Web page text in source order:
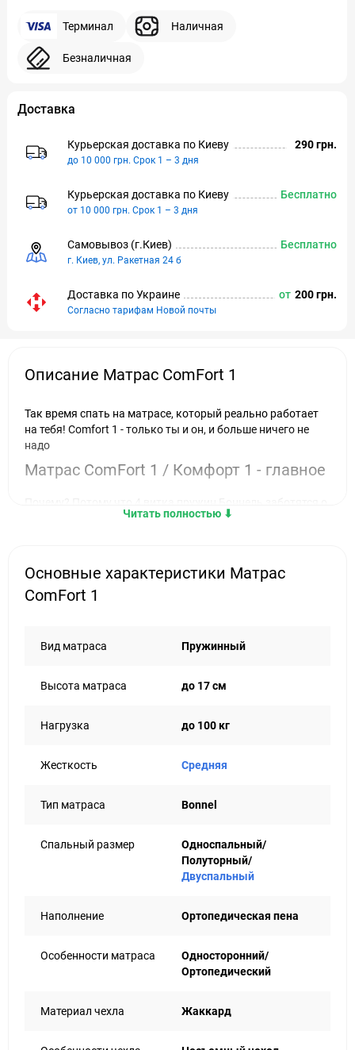
Терминал Наличная
Безналичная
Доставка
Курьерская доставка по Киeву
до 10 000 грн. Срок 1 – 3 дня
290 грн.
Курьерская доставка по Киeву
от 10 000 грн. Срок 1 – 3 дня
Бесплатно
Самовывоз (г.Киeв)
г. Киев, ул. Ракетная 24 б
Бесплатно
Доставка по Украине
Согласно тарифам Новой почты
от 200 грн.
Описание Матрас ComFort 1
Так время спать на матрасе, который реально работает
на тебя! Comfort 1 - только ты и он, и больше ничего не
надо
Матрас ComFort 1 / Комфорт 1 - главное
каждой точке твоего тела. А 17 см высоты - оптимальный
Чехол из жаккарда? Да, он не просто красивый, а
крепкий и надёжный. Несъёмный, чтобы ничего не
которые работают сообща, чтобы твой сон был глубоким,
18 месяцев гарантии - мы в матрасе уверены, а ты?
Читать полностью ⬇︎
Основные характеристики Матрас
ComFort 1
Вид матраса Пружинный
Высота матраса до 17 см
Нагрузка до 100 кг
Жесткость Средняя
Тип матраса Bonnel
Спальный размер
Односпальный/
Полуторный/
Двуспальный
Наполнение Ортопедическая пена
Особенности матраса
Односторонний/
Ортопедический
Материал чехла Жаккард